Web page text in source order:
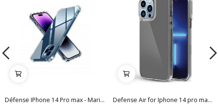
Défense IPhone 14 Pro max - Marine Blue Defense Air for Iphone 14 pro max - smoke